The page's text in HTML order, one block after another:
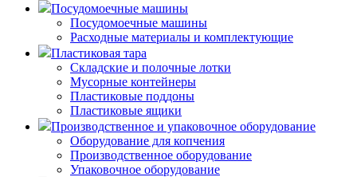
Посудомоечные машины
Посудомоечные машины
Расходные материалы и комплектующие
Пластиковая тара
Складские и полочные лотки
Мусорные контейнеры
Пластиковые поддоны
Пластиковые ящики
Производственное и упаковочное оборудование
Оборудование для копчения
Производственное оборудование
Упаковочное оборудование